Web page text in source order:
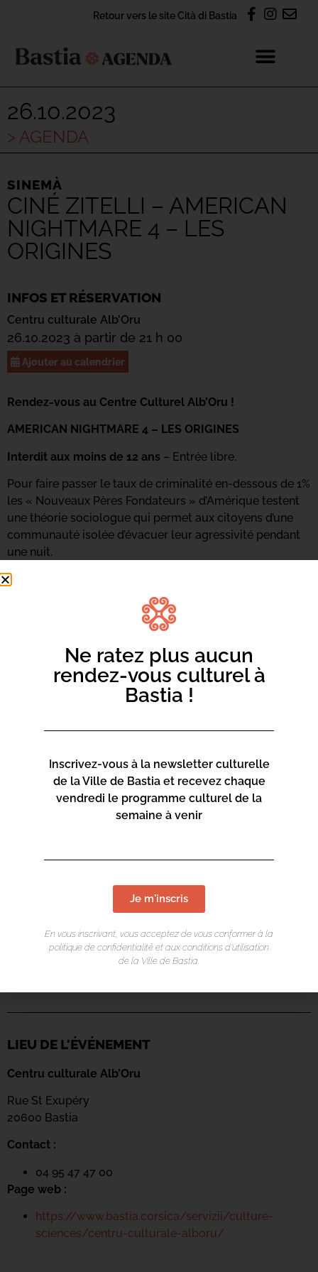
Retour vers le site Cità di Bastia
26.10.2023
> AGENDA
SINEMÀ
CINÉ ZITELLI – AMERICAN
NIGHTMARE 4 – LES
ORIGINES
INFOS ET RÉSERVATION
Centru culturale Alb’Oru
26.10.2023 à partir de 21 h 00
Ajouter au calendrier
Rendez-vous au Centre Culturel Alb’Oru !
AMERICAN NIGHTMARE 4 – LES ORIGINES
Interdit aux moins de 12 ans – Entrée libre.
Pour faire passer le taux de criminalité en-dessous de 1%
les « Nouveaux Pères Fondateurs » d’Amérique testent
une théorie sociologue qui permet aux citoyens d’une
communauté isolée d’évacuer leur agressivité pendant
une nuit.
LIEU DE L'ÉVÉNEMENT
Centru culturale Alb’Oru
Rue St Exupéry
20600 Bastia
Contact :
04 95 47 47 00
Page web :
https://www.bastia.corsica/servizii/culture-
sciences/centru-culturale-alboru/
Ne ratez plus aucun
rendez-vous culturel à
Bastia !
Inscrivez-vous à la newsletter culturelle
de la Ville de Bastia et recevez chaque
vendredi le programme culturel de la
semaine à venir
Je m'inscris
En vous inscrivant, vous acceptez de vous conformer à la
politique de confidentialité et aux conditions d’utilisation
de la Ville de Bastia.